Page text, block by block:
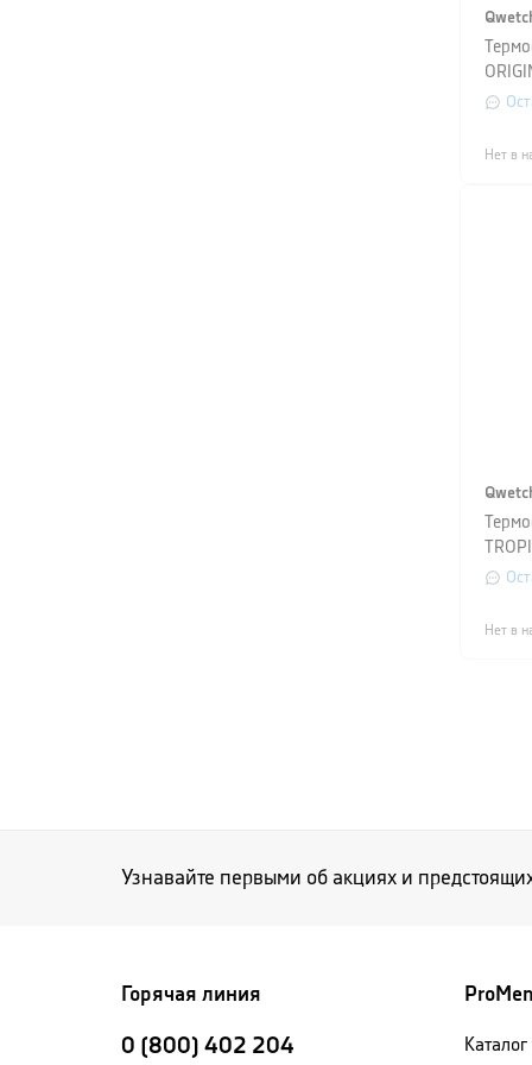
л,
Нет в
л,
Нет в
Узнавайте первыми об акциях и
Горячая линия
0 (800) 402 204